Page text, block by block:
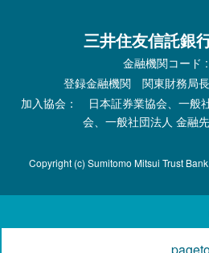
三井住友信託銀
金融機関コード
登録金融機関 関東財務局
加入協会： 日本証券業協会、一般
会、一般社団法人 金融
Copyright (c) Sumitomo Mitsui Trust